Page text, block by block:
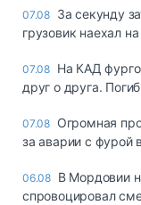
07.08 За секунду
грузовик наехал
07.08 На КАД
друг о друга.
07.08 Огромная
за аварии с фурой
06.08 В Мордовии
спровоцировал